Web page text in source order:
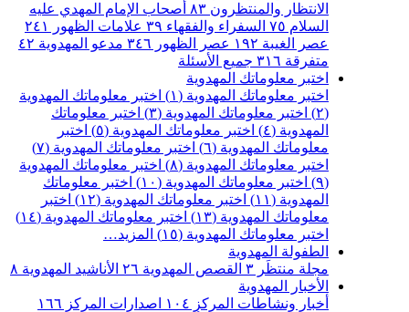
الانتظار والمنتظرون ٨٣ أصحاب الإمام المهدي عليه
السلام ٧٥ السفراء والفقهاء ٣٩ علامات الظهور
٢٤١
عصر الغيبة ١٩٢ عصر الظهور ٣٤٦ مدعو المهدوية ٤٢
متفرقة ٣١٦ جميع الأسئلة
اختبر معلوماتك المهدوية
اختبر معلوماتك المهدوية (١)
اختبر معلوماتك المهدوية
(٢)
اختبر معلوماتك المهدوية (٣)
اختبر معلوماتك
المهدوية (٤)
اختبر معلوماتك المهدوية (٥)
اختبر
معلوماتك المهدوية (٦)
اختبر معلوماتك المهدوية (٧)
اختبر معلوماتك المهدوية (٨)
اختبر معلوماتك المهدوية
(٩)
اختبر معلوماتك المهدوية (١٠)
اختبر معلوماتك
المهدوية (١١)
اختبر معلوماتك المهدوية (١٢)
اختبر
معلوماتك المهدوية (١٣)
اختبر معلوماتك المهدوية (١٤)
اختبر معلوماتك المهدوية (١٥)
المزيد…
الطفولة المهدوية
مجلة منتظَر ٣ القصص المهدوية ٢٦ الأناشيد المهدوية ٨
الأخبار المهدوية
أخبار ونشاطات المركز ١٠٤ اصدارات المركز ١٦٦